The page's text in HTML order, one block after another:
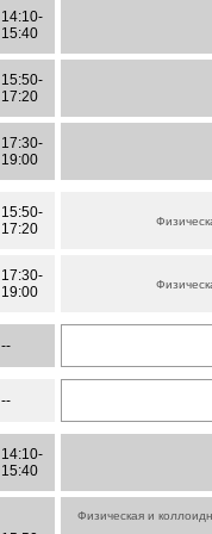
14:10-
15:40
15:50-
17:20
17:30-
19:00
15:50-
17:20
17:30-
19:00
--
--
14:10-
15:40
Физическая и